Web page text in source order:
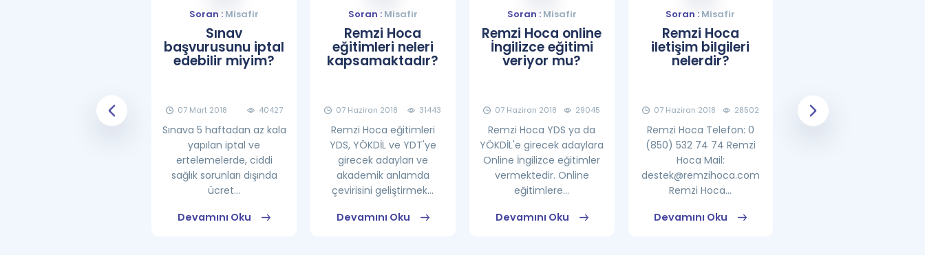
25865
Soran : Misafir
Sınav
başvurusunu iptal
edebilir miyim?
07 Mart 2018 40427
Sınava 5 haftadan az kala
yapılan iptal ve
ertelemelerde, ciddi
sağlık sorunları dışında
ücret...
Devamını Oku
Soran :Misafir
Remzi Hoca
eğitimleri neleri
kapsamaktadır?
07 Haziran 2018 31443
Remzi Hoca eğitimleri
YDS, YÖKDİL ve YDT'ye
girecek adayları ve
akademik anlamda
çevirisini geliştirmek...
Devamını Oku
Soran :Misafir
Remzi Hoca online
İngilizce eğitimi
veriyor mu?
07 Haziran 2018 29045
Remzi Hoca YDS ya da
YÖKDİL'e girecek adaylara
Online İngilizce eğitimler
vermektedir. Online
eğitimlere...
Devamını Oku
Soran : Misafir
Remzi Hoca
iletişim bilgileri
nelerdir?
07 Haziran 2018 28502
Remzi Hoca Telefon: 0
(850) 532 74 74 Remzi
Hoca Mail:
destek@remzihoca.com
Remzi Hoca...
Devamını Oku
08 Haziran 2018